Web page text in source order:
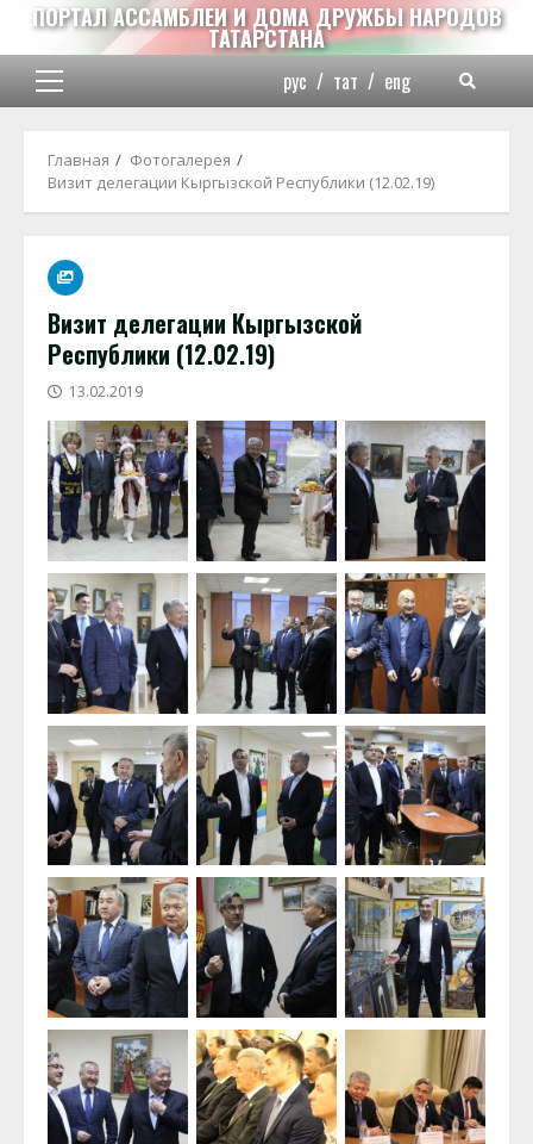
Перейти
содержимому
ПОРТАЛ АССАМБЛЕИ И ДОМА ДРУЖБЫ НАРОДОВ
ТАТАРСТАНА
Основное
рус / тат / eng
Главная
Фотогалерея
Визит делегации Кыргызской Республики (12.02.19)
Визит делегации Кыргызской
Республики (12.02.19)
13.02.2019